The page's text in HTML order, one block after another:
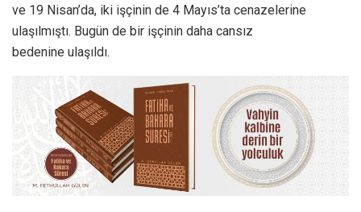
ve 19 Nisan’da, iki işçinin de 4 Mayıs’ta cenazelerine
ulaşılmıştı. Bugün de bir işçinin daha cansız
bedenine ulaşıldı.